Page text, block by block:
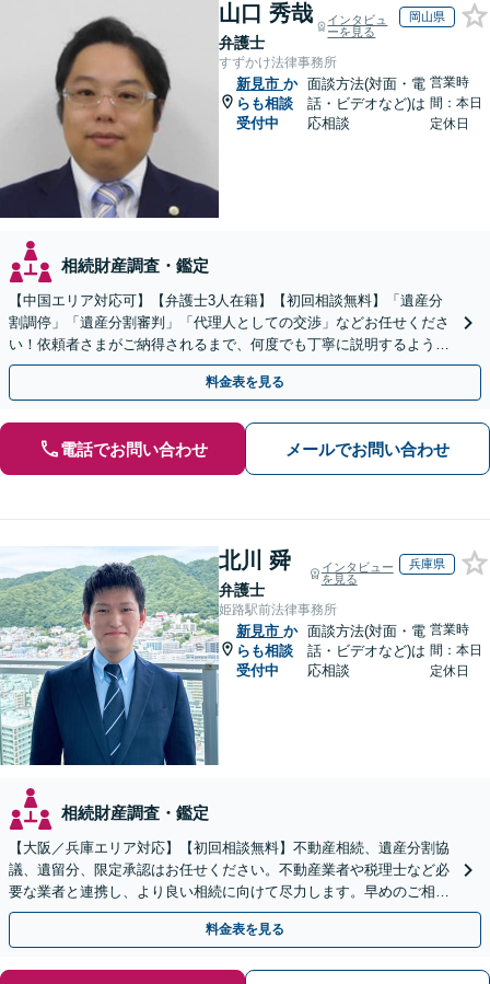
山口 秀哉
弁護士
インタビュ
ーを見る
岡山県
すずかけ法律事務所
新見市 か
らも相談
受付中
面談方法(対面・電
話・ビデオなど)は
応相談
営業時
間：本日
定休日
相続財産調査・鑑定
【中国エリア対応可】【弁護士3人在籍】【初回相談無料】「遺産分
割調停」「遺産分割審判」「代理人としての交渉」などお任せくださ
い！依頼者さまがご納得されるまで、何度でも丁寧に説明するよう心
掛けています【土日祝／夜間対応可】【当日／電話相談可】
料金表を見る
電話でお問い合わせ メールでお問い合わせ
北川 舜
弁護士
インタビュー
を見る
兵庫県
姫路駅前法律事務所
新見市 か
らも相談
受付中
面談方法(対面・電
話・ビデオなど)は
応相談
営業時
間：本日
定休日
相続財産調査・鑑定
【大阪／兵庫エリア対応】【初回相談無料】不動産相続、遺産分割協
議、遺留分、限定承認はお任せください。不動産業者や税理士など必
要な業者と連携し、より良い相続に向けて尽力します。早めのご相談
が複雑化を防ぐカギとなります【休日相談可】
料金表を見る